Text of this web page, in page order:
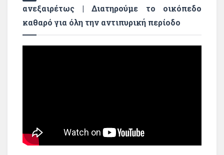
ανεξαιρέτως | Διατηρούμε το οικόπεδο
καθαρό για όλη την αντιπυρική περίοδο